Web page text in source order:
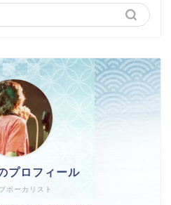
ボーカリスト
プロフィール